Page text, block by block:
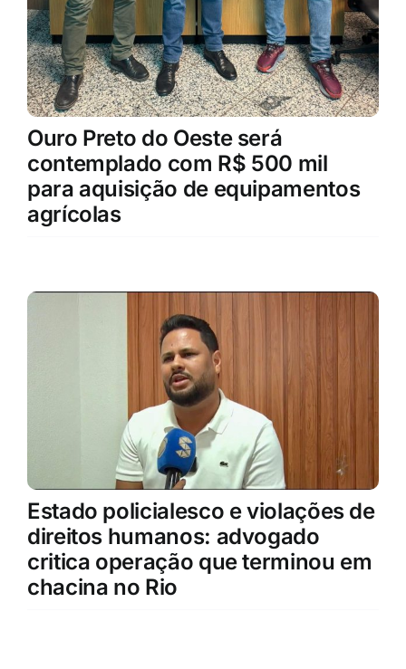
Ouro Preto do Oeste será
contemplado com R$ 500 mil
para aquisição de equipamentos
agrícolas
Estado policialesco e violações de
direitos humanos: advogado
critica operação que terminou em
chacina no Rio